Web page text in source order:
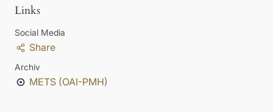
Links
Social Media
Share
Archiv
METS (OAI-PMH)